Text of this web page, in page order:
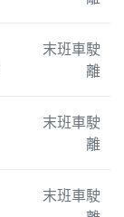
末班車駛
離
末班車駛
離
末班車駛